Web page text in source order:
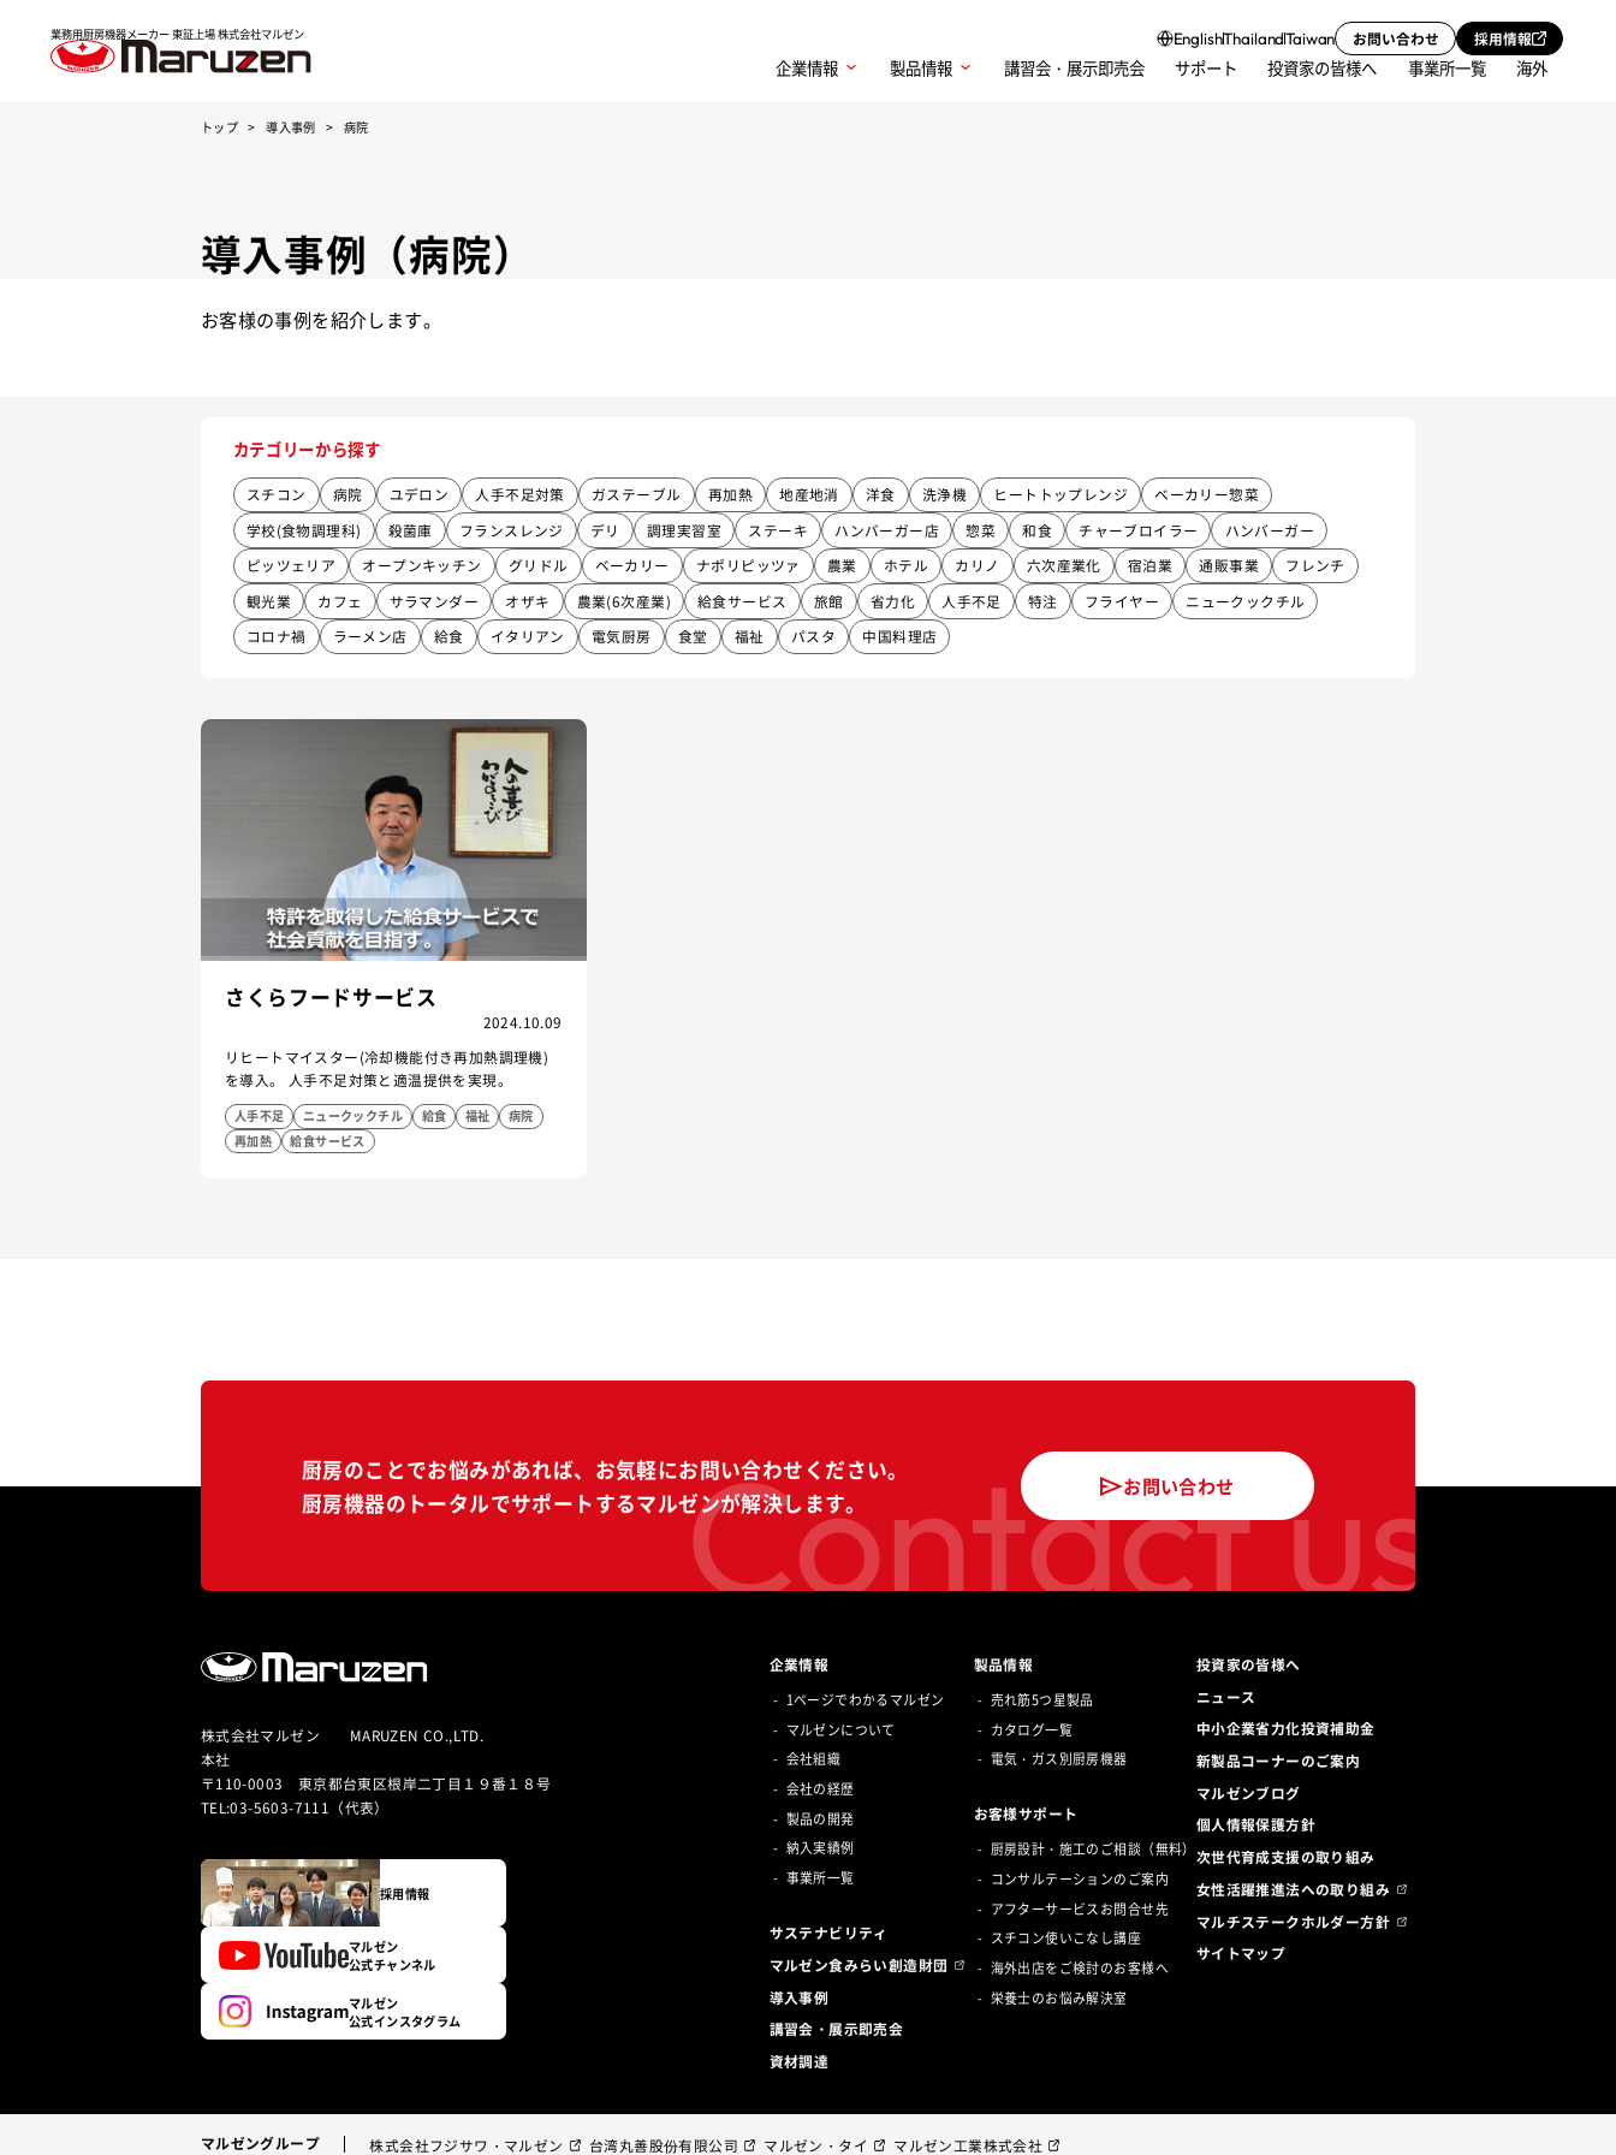
業務用厨房機器メーカー 東証上場株式会社マルゼン
企業情報 製品情報 講習会・展示即売会 サポート 投資家の皆様へ 事業所一覧 海外
EnglishThailandTaiwan お問い合わせ 採用情報
トップ 導入事例 病院
導入事例（病院）
お客様の事例を紹介します。
カテゴリーから探す
スチコン 病院 ユデロン 人手不足対策 ガステーブル 再加熱 地産地消 洋食 洗浄機 ヒートトップレンジ
ベーカリー惣菜
学校(食物調理科)
殺菌庫 フランスレンジ デリ 調理実習室 ステーキ ハンバーガー店 惣菜 和食 チャーブロイラー
ハンバーガー
ピッツェリア
オープンキッチン グリドル ベーカリー ナポリピッツァ 農業 ホテル カリノ 六次産業化 宿泊業 通販事業
フレンチ
観光業
カフェ サラマンダー オザキ 農業(6次産業) 給食サービス 旅館 省力化 人手不足 特注 フライヤー
ニュークックチル
コロナ禍
ラーメン店 給食 イタリアン 電気厨房 食堂 福祉 パスタ 中国料理店
さくらフードサービス
2024.10.09
リヒートマイスター(冷却機能付き再加熱調理機)
を導入。 人手不足対策と適温提供を実現。
人手不足 ニュークックチル 給食 福祉
病院
再加熱
給食サービス
Contact us
厨房のことでお悩みがあれば、 お気軽にお問い合わせください。
厨房機器のトータルでサポートするマルゼンが解決します。
お問い合わせ
株式会社マルゼン MARUZEN CO.,LTD.
本社
〒110-0003 東京都台東区根岸二丁目１９番１８号
TEL:03-5603-7111（代表）
採用情報
マルゼン
公式チャンネル
マルゼン
公式インスタグラム
企業情報
1ページでわかるマルゼン
マルゼンについて
会社組織
会社の経歴
製品の開発
納入実績例
事業所一覧
サステナビリティ
マルゼン食みらい創造財団
導入事例
講習会・展示即売会
資材調達
製品情報
売れ筋5つ星製品
カタログ一覧
電気・ガス別厨房機器
お客様サポート
厨房設計・施工のご相談（無料）
コンサルテーションのご案内
アフターサービスお問合せ先
スチコン使いこなし講座
海外出店をご検討のお客様へ
栄養士のお悩み解決室
投資家の皆様へ
ニュース
中小企業省力化投資補助金
新製品コーナーのご案内
マルゼンブログ
個人情報保護方針
次世代育成支援の取り組み
女性活躍推進法への取り組み
マルチステークホルダー方針
サイトマップ
マルゼングループ 株式会社フジサワ・マルゼン 台湾丸善股份有限公司 マルゼン・タイ マルゼン工業株式会社